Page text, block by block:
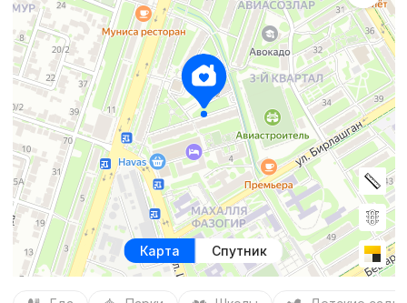
Карта Спутник